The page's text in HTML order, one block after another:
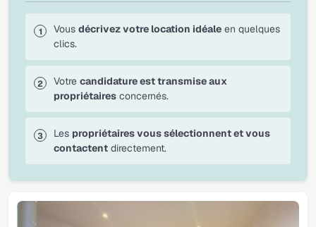
Vous décrivez votre location idéale en quelques
clics.
Votre candidature est transmise aux
propriétaires concernés.
Les propriétaires vous sélectionnent et vous
contactent directement.